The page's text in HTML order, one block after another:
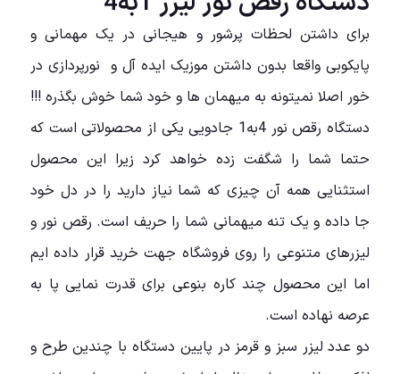
برای داشتن لحظات پرشور و هیجانی در یک مهمانی و
پایکوبی واقعا بدون داشتن موزیک ایده آل و نورپردازی در
خور اصلا نمیتونه به میهمان ها و خود شما خوش بگذره !!!
دستگاه رقص نور 4به1 جادویی یکی از محصولاتی است که
حتما شما را شگفت زده خواهد کرد زیرا این محصول
استثنایی همه آن چیزی که شما نیاز دارید را در دل خود
جا داده و یک تنه میهمانی شما را حریف است. رقص نور و
لیزرهای متنوعی را روی فروشگاه جهت خرید قرار داده ایم
اما این محصول چند کاره بنوعی برای قدرت نمایی پا به
عرصه نهاده است.
دو عدد لیزر سبز و قرمز در پایین دستگاه با چندین طرح و